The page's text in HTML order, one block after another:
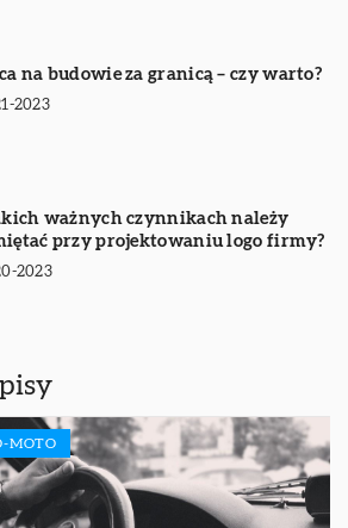
na budowie za granicą – czy warto?
2023
ważnych czynnikach należy
przy projektowaniu logo firmy?
2023
MOTO